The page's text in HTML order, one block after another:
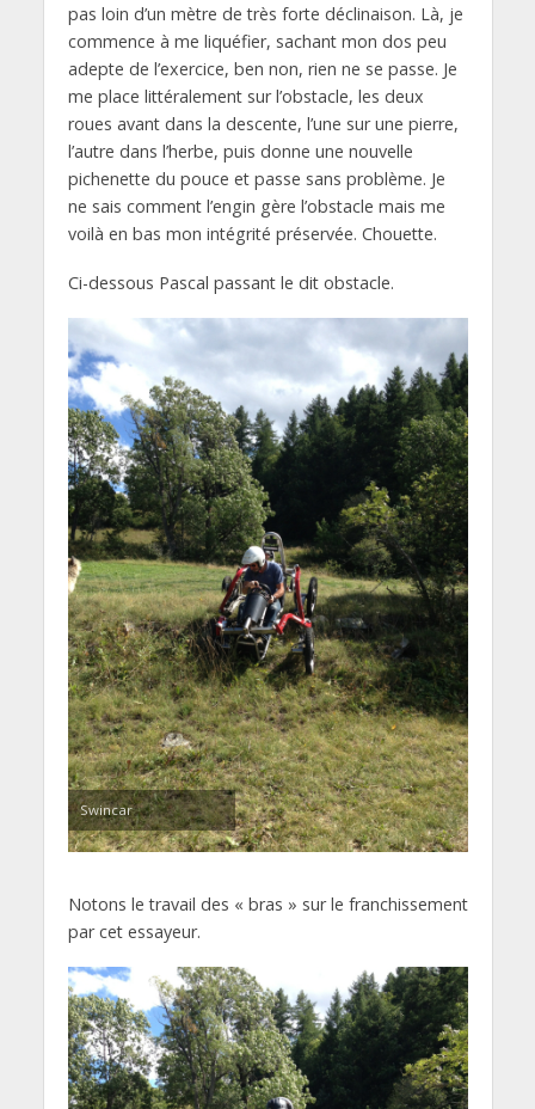
pas loin d’un mètre de très forte déclinaison. Là, je
commence à me liquéfier, sachant mon dos peu
adepte de l’exercice, ben non, rien ne se passe. Je
me place littéralement sur l’obstacle, les deux
roues avant dans la descente, l’une sur une pierre,
l’autre dans l’herbe, puis donne une nouvelle
pichenette du pouce et passe sans problème. Je
ne sais comment l’engin gère l’obstacle mais me
voilà en bas mon intégrité préservée. Chouette.
Ci-dessous Pascal passant le dit obstacle.
Swincar
Notons le travail des « bras » sur le franchissement
par cet essayeur.